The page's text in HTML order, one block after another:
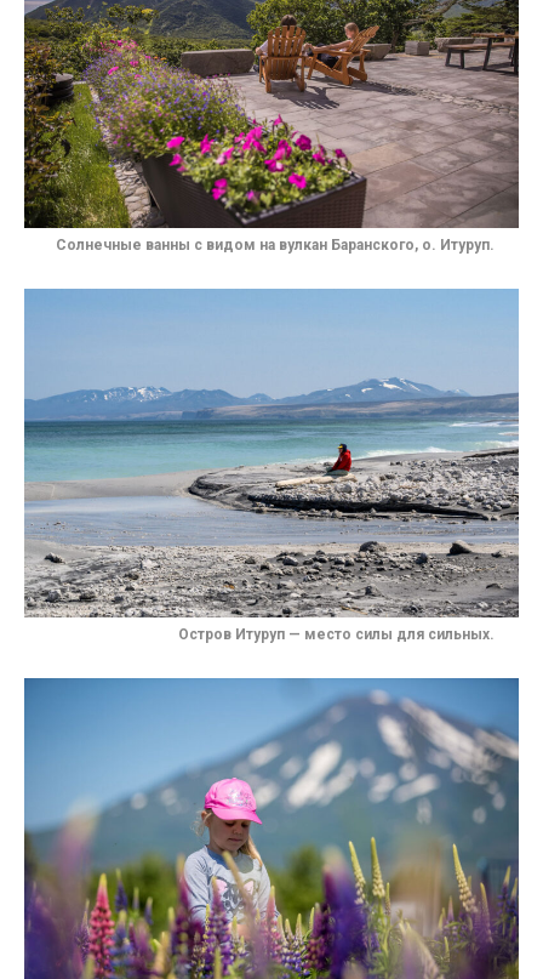
Солнечные ванны с видом на вулкан Баранского, о. Итуруп.
Остров Итуруп — место силы для сильных.